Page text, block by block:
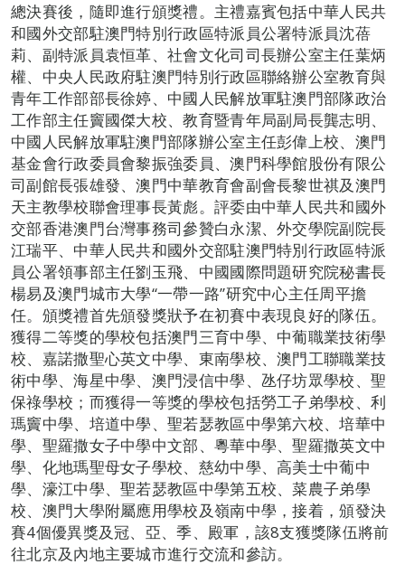
總決賽後，隨即進行頒獎禮。主禮嘉賓包括中華人民共
和國外交部駐澳門特別行政區特派員公署特派員沈蓓
莉、副特派員袁恒革、社會文化司司長辦公室主任葉炳
權、中央人民政府駐澳門特別行政區聯絡辦公室教育與
青年工作部部長徐婷、中國人民解放軍駐澳門部隊政治
工作部主任竇國傑大校、教育暨青年局副局長龔志明、
中國人民解放軍駐澳門部隊辦公室主任彭偉上校、澳門
基金會行政委員會黎振強委員、澳門科學館股份有限公
司副館長張雄發、澳門中華教育會副會長黎世祺及澳門
天主教學校聯會理事長黃彪。評委由中華人民共和國外
交部香港澳門台灣事務司參贊白永潔、外交學院副院長
江瑞平、中華人民共和國外交部駐澳門特別行政區特派
員公署領事部主任劉玉飛、中國國際問題研究院秘書長
楊易及澳門城市大學“一帶一路”研究中心主任周平擔
任。頒獎禮首先頒發獎狀予在初賽中表現良好的隊伍。
獲得二等獎的學校包括澳門三育中學、中葡職業技術學
校、嘉諾撒聖心英文中學、東南學校、澳門工聯職業技
術中學、海星中學、澳門浸信中學、氹仔坊眾學校、聖
保祿學校；而獲得一等獎的學校包括勞工子弟學校、利
瑪竇中學、培道中學、聖若瑟教區中學第六校、培華中
學、聖羅撒女子中學中文部、粵華中學、聖羅撒英文中
學、化地瑪聖母女子學校、慈幼中學、高美士中葡中
學、濠江中學、聖若瑟教區中學第五校、菜農子弟學
校、澳門大學附屬應用學校及嶺南中學，接着，頒發決
賽4個優異獎及冠、亞、季、殿軍，該8支獲獎隊伍將前
往北京及內地主要城市進行交流和參訪。